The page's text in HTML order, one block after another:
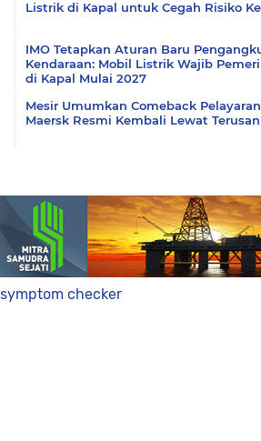
Listrik di Kapal untuk Cegah Risiko
IMO Tetapkan Aturan Baru
Kendaraan: Mobil Listrik Wajib
di Kapal Mulai 2027
Mesir Umumkan Comeback
Maersk Resmi Kembali Lewat
symptom checker